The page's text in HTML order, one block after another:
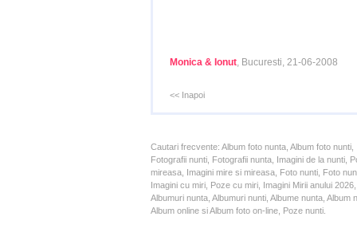
Monica & Ionut, Bucuresti, 21-06-2008
<< Inapoi
Cautari frecvente: Album foto nunta, Album foto
Fotografii nunti, Fotografii nunta, Imagini de la nunti,
mireasa, Imagini mire si mireasa, Foto nunti, Foto
Imagini cu miri, Poze cu miri, Imagini Mirii anului
Albumuri nunta, Albumuri nunti, Albume nunta,
Album online si Album foto on-line, Poze nunti.